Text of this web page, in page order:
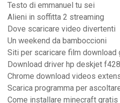
Testo di emmanuel tu sei
Alieni in soffitta 2 streaming
Dove scaricare video divertenti
Un weekend da bamboccioni
Siti per scaricare film download
Download driver hp deskjet
Chrome download videos
Scarica programma per
Come installare minecraft